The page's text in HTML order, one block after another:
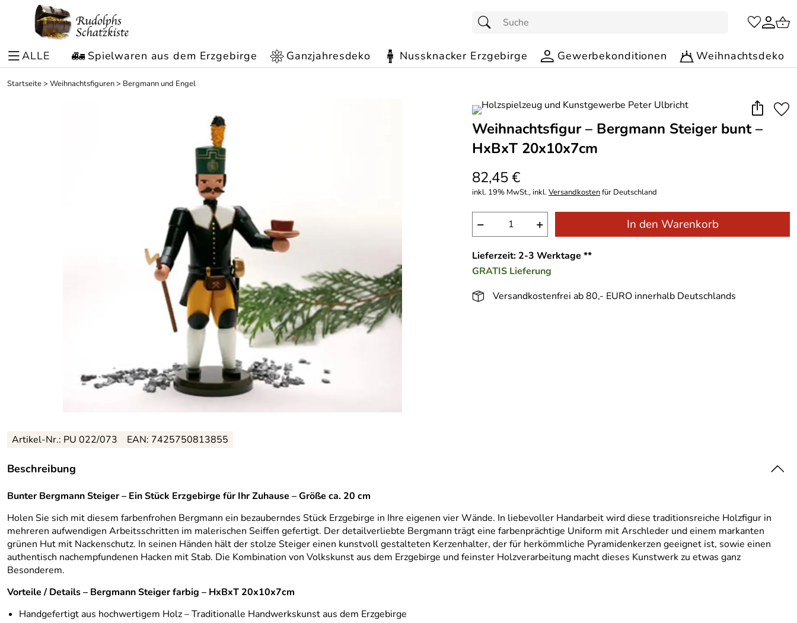
ALLE Spielwaren aus dem Erzgebirge Ganzjahresdeko Nussknacker Erzgebirge Gewerbekonditionen Weihnachtsdeko
Startseite> Weihnachtsfiguren> Bergmann und Engel
Weihnachtsfigur – Bergmann Steiger bunt –
HxBxT 20x10x7cm
82,45 €
inkl. 19% MwSt., inkl.Versandkostenfür Deutschland
− + In den Warenkorb
Lieferzeit: 2-3 Werktage **
GRATIS Lieferung
Versandkostenfrei ab 80,- EURO innerhalb Deutschlands
Artikel-Nr.: PU 022/073 EAN: 7425750813855
Beschreibung
Bunter Bergmann Steiger – Ein Stück Erzgebirge für Ihr Zuhause – Größe ca. 20 cm
Holen Sie sich mit diesem farbenfrohen Bergmann ein bezauberndes Stück Erzgebirge in Ihre eigenen vier Wände. In liebevoller Handarbeit wird diese traditionsreiche Holzfigur in
mehreren aufwendigen Arbeitsschritten im malerischen Seiffen gefertigt. Der detailverliebte Bergmann trägt eine farbenprächtige Uniform mit Arschleder und einem markanten
grünen Hut mit Nackenschutz. In seinen Händen hält der stolze Steiger einen kunstvoll gestalteten Kerzenhalter, der für herkömmliche Pyramidenkerzen geeignet ist, sowie einen
authentisch nachempfundenen Hacken mit Stab. Die Kombination von Volkskunst aus dem Erzgebirge und feinster Holzverarbeitung macht dieses Kunstwerk zu etwas ganz
Besonderem.
Vorteile / Details – Bergmann Steiger farbig – HxBxT 20x10x7cm
Handgefertigt aus hochwertigem Holz – Traditionalle Handwerkskunst aus dem Erzgebirge